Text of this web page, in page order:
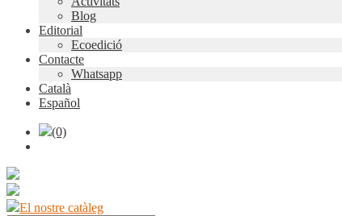
Blog
Editorial
Ecoedició
Contacte
Whatsapp
Català
Español
(0)
El nostre catàleg